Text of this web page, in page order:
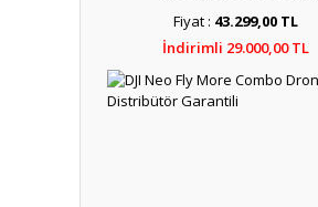
Fiyat : 43.299,00 TL
İndirimli 29.000,00 TL